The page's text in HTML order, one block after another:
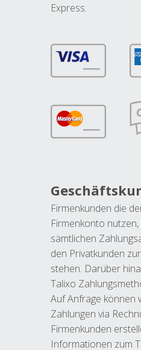
Express.
Firmenkunden die
Firmenkonto
sämtlichen
den Privatkunden
stehen. Darüber
Talixo
Auf Anfrage können
Zahlungen via
Firmenkunden
Informationen zum